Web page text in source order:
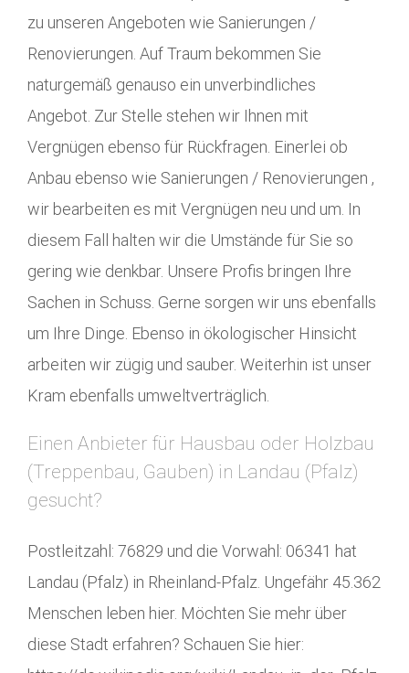
zu unseren Angeboten wie Sanierungen /
Renovierungen. Auf Traum bekommen Sie
naturgemäß genauso ein unverbindliches
Angebot. Zur Stelle stehen wir Ihnen mit
Vergnügen ebenso für Rückfragen. Einerlei ob
Anbau ebenso wie Sanierungen / Renovierungen ,
wir bearbeiten es mit Vergnügen neu und um. In
diesem Fall halten wir die Umstände für Sie so
gering wie denkbar. Unsere Profis bringen Ihre
Sachen in Schuss. Gerne sorgen wir uns ebenfalls
um Ihre Dinge. Ebenso in ökologischer Hinsicht
arbeiten wir zügig und sauber. Weiterhin ist unser
Kram ebenfalls umweltverträglich.
Einen Anbieter für Hausbau oder Holzbau
(Treppenbau, Gauben) in Landau (Pfalz)
gesucht?
Postleitzahl: 76829 und die Vorwahl: 06341 hat
Landau (Pfalz) in Rheinland-Pfalz. Ungefähr 45.362
Menschen leben hier. Möchten Sie mehr über
diese Stadt erfahren? Schauen Sie hier: